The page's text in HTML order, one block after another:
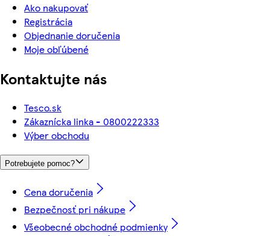
Ako nakupovať
Registrácia
Objednanie doručenia
Moje obľúbené
Kontaktujte nás
Tesco.sk
Zákaznícka linka - 0800222333
Výber obchodu
Potrebujete pomoc?
Cena doručenia
Bezpečnosť pri nákupe
Všeobecné obchodné podmienky